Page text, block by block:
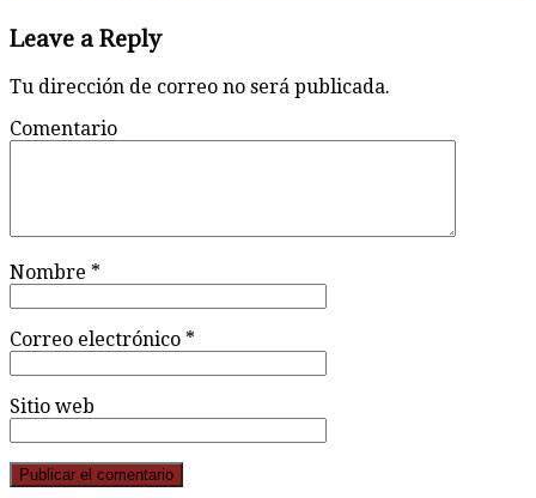
Leave a Reply
Tu dirección de correo no será publicada.
Comentario
Nombre *
Correo electrónico *
Sitio web